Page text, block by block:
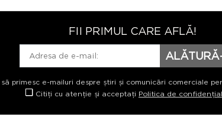
FII PRIMUL CARE AFLĂ!
primesc e-mailuri despre știri și comunicări comerciale
Citiți cu atenție și acceptați Politica de